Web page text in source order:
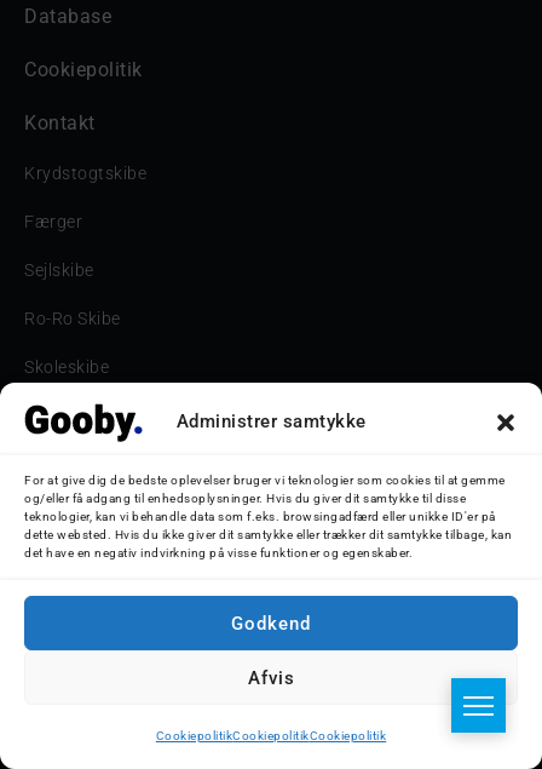
Administrer samtykke
For at give dig de bedste oplevelser bruger vi teknologier som cookies til at gemme
og/eller få adgang til enhedsoplysninger. Hvis du giver dit samtykke til disse
teknologier, kan vi behandle data som f.eks. browsingadfærd eller unikke ID'er på
dette websted. Hvis du ikke giver dit samtykke eller trækker dit samtykke tilbage, kan
det have en negativ indvirkning på visse funktioner og egenskaber.
Godkend
Afvis
CookiepolitikCookiepolitikCookiepolitik
Database
Cookiepolitik
Kontakt
Krydstogtskibe
Færger
Sejlskibe
Ro-Ro Skibe
Skoleskibe
Havne & Turbåde samt restaurantionsskibe
Bilskib
Storebæltsbroen
© 2026 Nicolaj D. Jepsen - Gooby.dk